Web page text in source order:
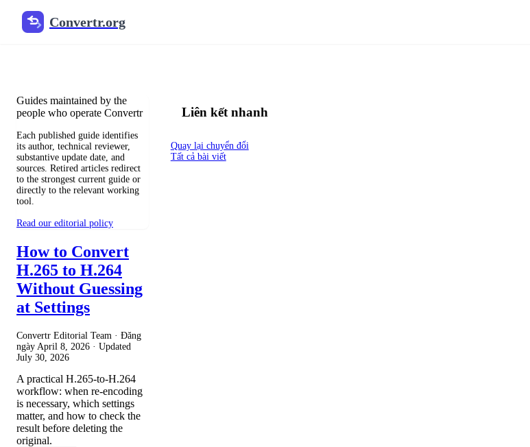
Convertr.org
Blog chuyển đổi tệp
Guides maintained by the
people who operate Convertr
Each published guide identifies
its author, technical reviewer,
substantive update date, and
sources. Retired articles redirect
to the strongest current guide or
directly to the relevant working
tool.
Read our editorial policy
How to Convert
H.265 to H.264
Without Guessing
at Settings
Convertr Editorial Team · Đăng
ngày April 8, 2026 · Updated
July 30, 2026
A practical H.265-to-H.264
workflow: when re-encoding
is necessary, which settings
matter, and how to check the
result before deleting the
original.
Liên kết nhanh
Quay lại chuyển đổi
Tất cả bài viết